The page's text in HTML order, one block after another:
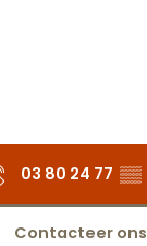
03 80 24 77 ▒▒
Contacteer ons